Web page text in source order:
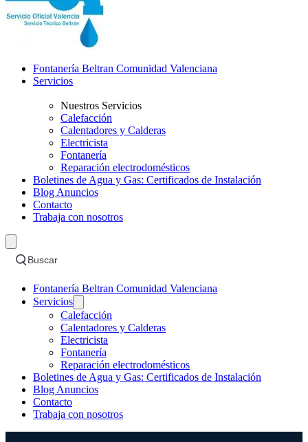
Fontanería Beltran Comunidad Valenciana
Servicios
Nuestros Servicios
Calefacción
Calentadores y Calderas
Electricista
Fontanería
Reparación electrodomésticos
Boletines de Agua y Gas: Certificados de Instalación
Blog Anuncios
Contacto
Trabaja con nosotros
Buscar
Fontanería Beltran Comunidad Valenciana
Servicios
Calefacción
Calentadores y Calderas
Electricista
Fontanería
Reparación electrodomésticos
Boletines de Agua y Gas: Certificados de Instalación
Blog Anuncios
Contacto
Trabaja con nosotros